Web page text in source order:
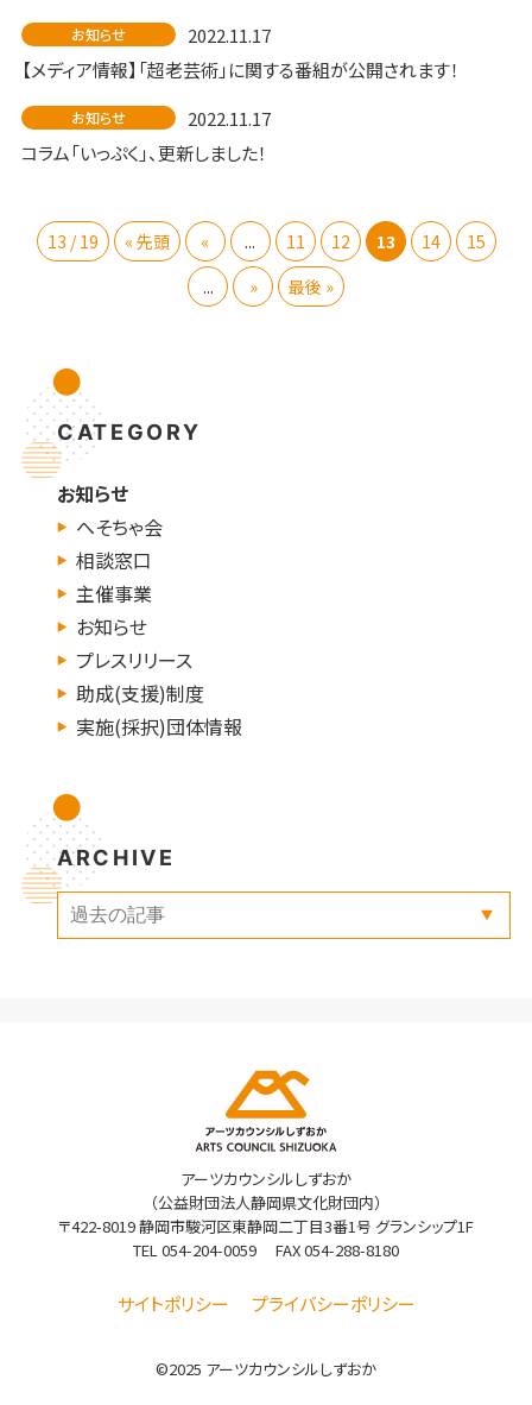
お知らせ
2022.11.17
【メディア情報】「超老芸術」に関する番組が公開されます！
お知らせ
2022.11.17
コラム「いっぷく」、更新しました！
13 / 19 « 先頭 « ... 11 12 13 14
15
...
» 最後 »
CATEGORY
お知らせ
へそちゃ会
相談窓口
主催事業
お知らせ
プレスリリース
助成(支援)制度
実施(採択)団体情報
ARCHIVE
アーツカウンシルしずおか
（公益財団法人静岡県文化財団内）
〒422-8019 静岡市駿河区東静岡二丁目3番1号 グランシップ1F
TEL054-204-0059 FAX 054-288-8180
サイトポリシー プライバシーポリシー
©2025 アーツカウンシルしずおか